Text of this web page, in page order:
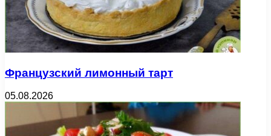
Французский лимонный тарт
05.08.2026